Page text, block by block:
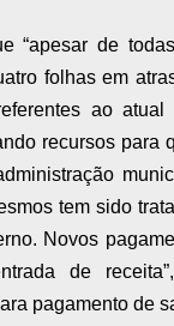
“apesar de
folhas em
ao atual
recursos para
tem sido
Novos
de
pagamento de